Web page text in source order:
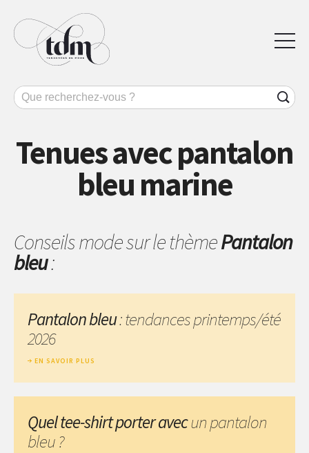
Tenues avec pantalon
bleu marine
Conseils mode sur le thèmePantalon
bleu:
Pantalon bleu: tendances printemps/été
2026
EN SAVOIR PLUS
Quel tee-shirt porter avecun pantalon
bleu ?